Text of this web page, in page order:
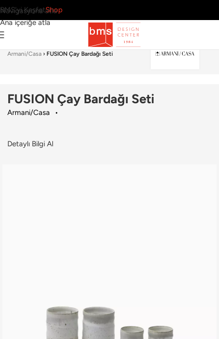
Navigasyona atla
Ana içeriğe atla
BMS’yi KeşfetShop
Çay & Kahve Ekipmanı
Armani/Casa › FUSION Çay Bardağı Seti
FUSION Çay Bardağı Seti
Armani/Casa
Detaylı Bilgi Al